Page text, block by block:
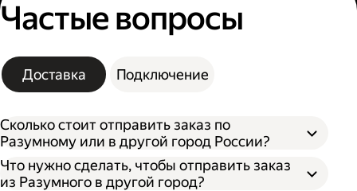
Частые вопросы
Доставка Подключение
Сколько стоит отправить заказ по
Разумному или в другой город России?
Что нужно сделать, чтобы отправить заказ
из Разумного в другой город?